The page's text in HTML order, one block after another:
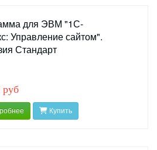
для ЭВМ "1С-
Управление сайтом".
Стандарт
руб
Купить